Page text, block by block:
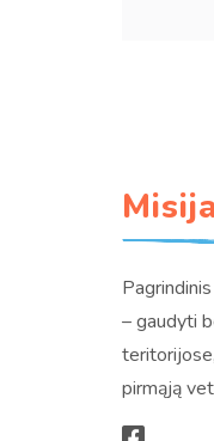
– gaudyti
pirmąją